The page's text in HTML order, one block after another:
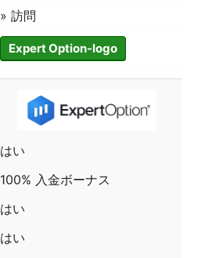
» 訪問
Expert Option-logo
はい
100% 入金ボーナス
はい
はい